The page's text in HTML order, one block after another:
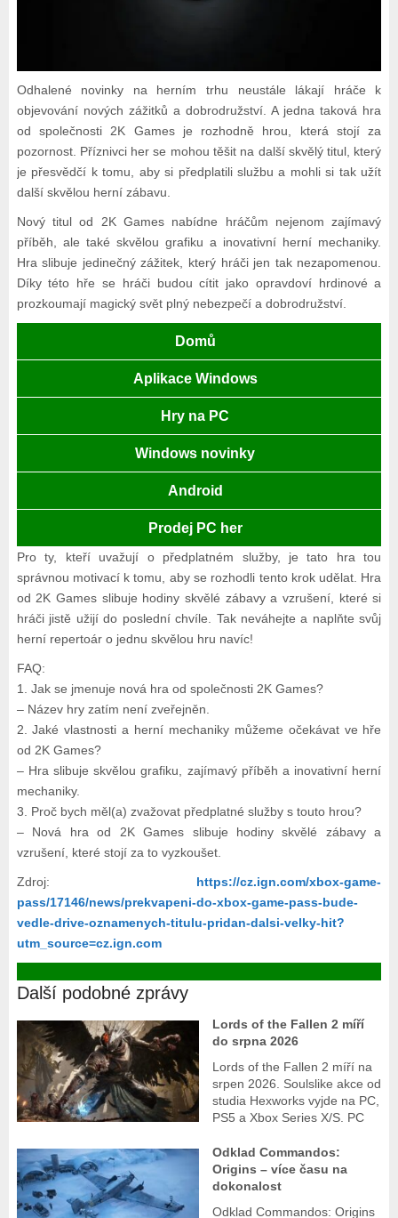
Odhalené novinky na herním trhu neustále lákají hráče k
objevování nových zážitků a dobrodružství. A jedna taková hra
od společnosti 2K Games je rozhodně hrou, která stojí za
pozornost. Příznivci her se mohou těšit na další skvělý titul, který
je přesvědčí k tomu, aby si předplatili službu a mohli si tak užít
další skvělou herní zábavu.
Nový titul od 2K Games nabídne hráčům nejenom zajímavý
příběh, ale také skvělou grafiku a inovativní herní mechaniky.
Hra slibuje jedinečný zážitek, který hráči jen tak nezapomenou.
Díky této hře se hráči budou cítit jako opravdoví hrdinové a
prozkoumají magický svět plný nebezpečí a dobrodružství.
Domů
Aplikace Windows
Hry na PC
Windows novinky
Android
Prodej PC her
Pro ty, kteří uvažují o předplatném služby, je tato hra tou
správnou motivací k tomu, aby se rozhodli tento krok udělat. Hra
od 2K Games slibuje hodiny skvělé zábavy a vzrušení, které si
hráči jistě užijí do poslední chvíle. Tak neváhejte a naplňte svůj
herní repertoár o jednu skvělou hru navíc!
FAQ:
1. Jak se jmenuje nová hra od společnosti 2K Games?
– Název hry zatím není zveřejněn.
2. Jaké vlastnosti a herní mechaniky můžeme očekávat ve hře
od 2K Games?
– Hra slibuje skvělou grafiku, zajímavý příběh a inovativní herní
mechaniky.
3. Proč bych měl(a) zvažovat předplatné služby s touto hrou?
– Nová hra od 2K Games slibuje hodiny skvělé zábavy a
vzrušení, které stojí za to vyzkoušet.
Zdroj: https://cz.ign.com/xbox-game-
pass/17146/news/prekvapeni-do-xbox-game-pass-bude-
vedle-drive-oznamenych-titulu-pridan-dalsi-velky-hit?
utm_source=cz.ign.com
Další podobné zprávy
Lords of the Fallen 2 míří
do srpna 2026
Lords of the Fallen 2 míří na
srpen 2026. Soulslike akce od
studia Hexworks vyjde na PC,
PS5 a Xbox Series X/S. PC
Odklad Commandos:
Origins – více času na
dokonalost
Odklad Commandos: Origins